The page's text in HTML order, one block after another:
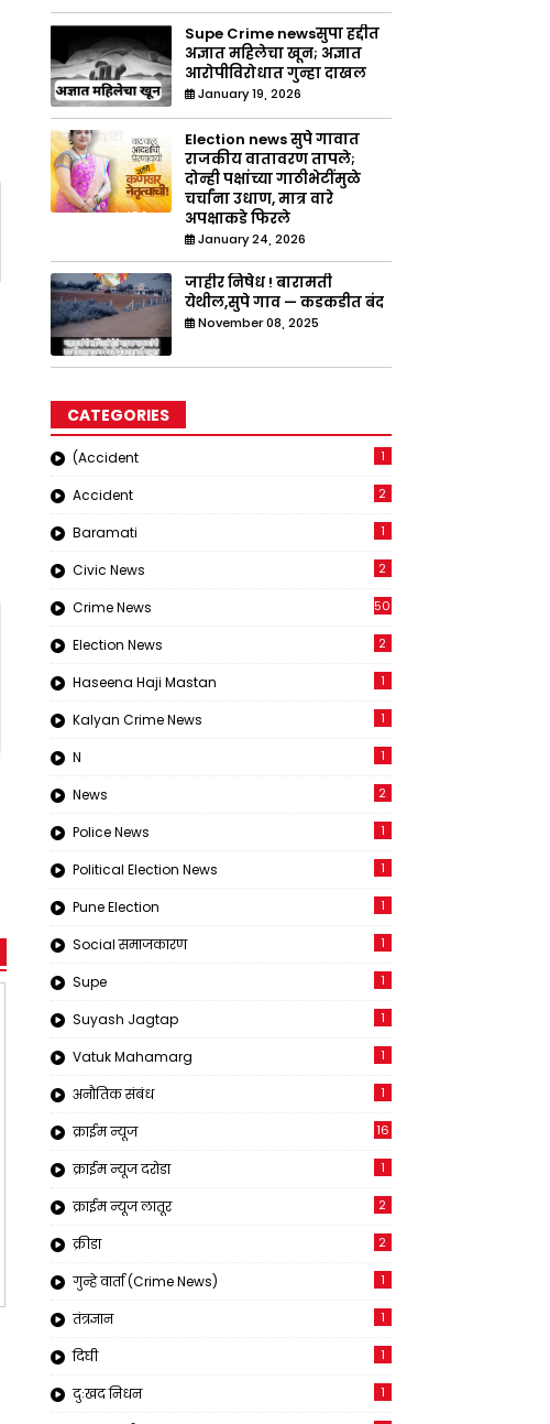
Supe Crime newsसुपा हद्दीत
अज्ञात महिलेचा खून; अज्ञात
आरोपीविरोधात गुन्हा दाखल
January 19, 2026
Election news सुपे गावात
राजकीय वातावरण तापले;
दोन्ही पक्षांच्या गाठीभेटींमुळे
चर्चांना उधाण, मात्र वारे
अपक्षाकडे फिरले
January 24, 2026
जाहीर निषेध ! बारामती
येथील,सुपे गाव — कडकडीत बंद
November 08, 2025
CATEGORIES
(Accident 1
Accident 2
Baramati 1
Civic News 2
Crime News 50
Election News 2
Haseena Haji Mastan 1
Kalyan Crime News 1
N 1
News 2
Police News 1
Political Election News 1
Pune Election 1
Social समाजकारण 1
Supe 1
Suyash Jagtap 1
Vatuk Mahamarg 1
अनौतिक संबंध 1
क्राईम न्यूज 16
क्राईम न्यूज दरोडा 1
क्राईम न्यूज लातूर 2
क्रीडा 2
गुन्हे वार्ता (Crime News) 1
तंत्रज्ञान 1
दिघी 1
दुःखद निधन 1